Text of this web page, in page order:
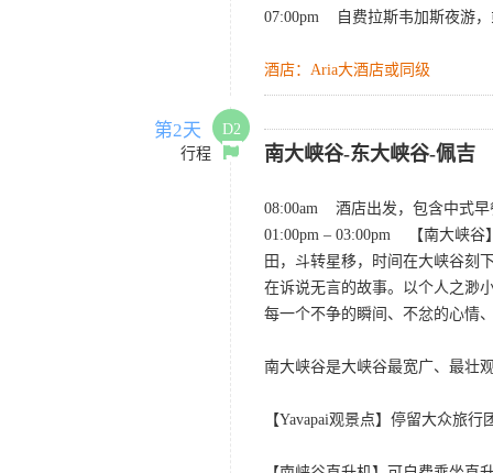
07:00pm 自费拉斯韦加斯夜游
酒店：Aria大酒店或同级
第2天
D2
行程
南大峡谷-东大峡谷-佩吉
08:00am 酒店出发，包含中式早
01:00pm – 03:00pm 【南大峡谷
田，斗转星移，时间在大峡谷刻
在诉说无言的故事。以个人之渺
每一个不争的瞬间、不忿的心情
南大峡谷是大峡谷最宽广、最壮
【Yavapai观景点】停留大众旅